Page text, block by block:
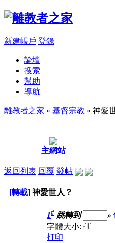
新建帳戶 登錄
論壇
搜索
幫助
導航
離教者之家 » 基督宗教 » 神愛
主網站
返回列表 回覆 發帖
[轉載]神愛世人？
1# 跳轉到 »
字體大小: tT
打印